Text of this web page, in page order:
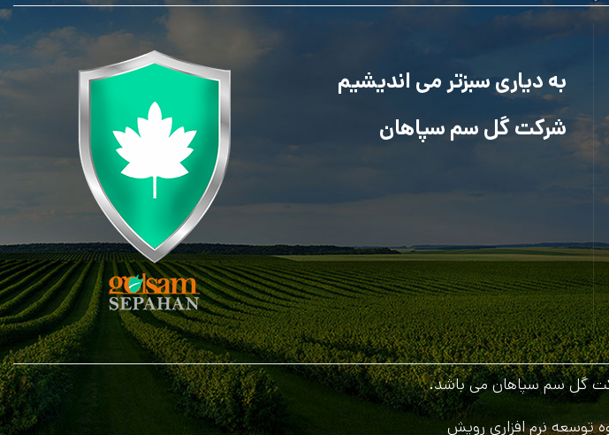
به دیاری سبزتر می اندیشیم
شرکت گل سم سپاهان
گل سم سپاهان می باشد.
توسعه نرم افزاری رویش